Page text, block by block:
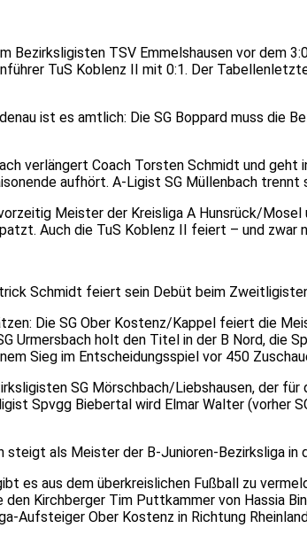
Bezirksligisten TSV Emmelshausen vor dem
TuS Koblenz II mit 0:1. Der
ist es amtlich: Die SG Boppard muss
verlängert Coach Torsten Schmidt und
aufhört. A-Ligist SG Müllenbach
Meister der Kreisliga A Hunsrück/
Auch die TuS Koblenz II feiert – und
Schmidt feiert sein Debüt beim
Die SG Ober Kostenz/Kappel feiert die
Urmersbach holt den Titel in der B Nord, die
Sieg im Entscheidungsspiel vor 450
SG Mörschbach/Liebshausen, der
Spvgg Biebertal wird Elmar Walter (vorher
steigt als Meister der B-Junioren-Bezirksliga in
es aus dem überkreislichen Fußball zu
den Kirchberger Tim Puttkammer von Hassia
Aufsteiger Ober Kostenz in Richtung